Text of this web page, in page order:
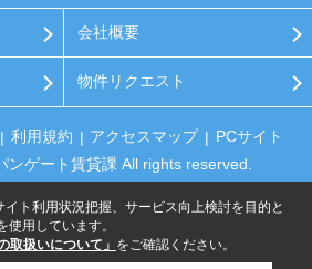
会社概要
物件リクエスト
利用規約 アクセスマップ
PCサイト
ンゲート賃貸課 All rights reserved.
ト利用状況把握、サービス向上検討を目的と
用しています。
取扱いについて」 をご確認ください。